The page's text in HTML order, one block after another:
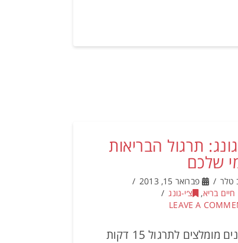
תרגול הבריאות
שלכם
טלר
פברואר 15, 2013
בריא, צ׳י-גונג
סרטונים מומלצים לתרגול 15 דקות